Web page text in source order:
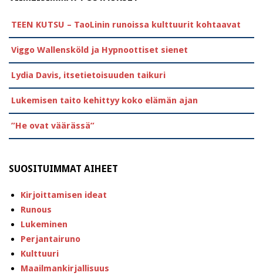
TEEN KUTSU – TaoLinin runoissa kulttuurit kohtaavat
Viggo Wallensköld ja Hypnoottiset sienet
Lydia Davis, itsetietoisuuden taikuri
Lukemisen taito kehittyy koko elämän ajan
”He ovat väärässä”
SUOSITUIMMAT AIHEET
Kirjoittamisen ideat
Runous
Lukeminen
Perjantairuno
Kulttuuri
Maailmankirjallisuus